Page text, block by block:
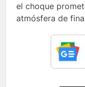
el choque
atmósfera de